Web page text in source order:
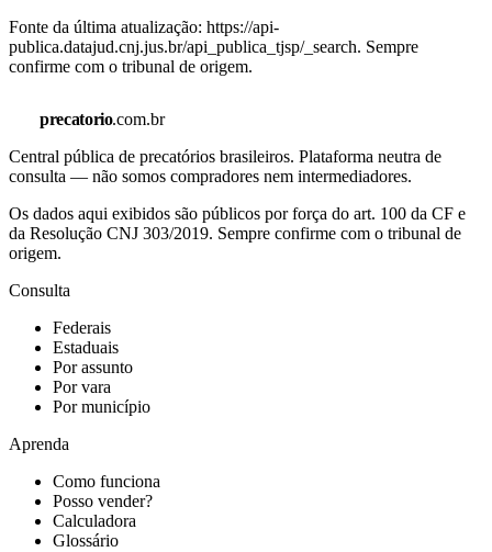
Fonte da última atualização: https://api-
publica.datajud.cnj.jus.br/api_publica_tjsp/_search. Sempre
confirme com o tribunal de origem.
precatorio.com.br
Central pública de precatórios brasileiros. Plataforma neutra de
consulta — não somos compradores nem intermediadores.
Os dados aqui exibidos são públicos por força do art. 100 da CF e
da Resolução CNJ 303/2019. Sempre confirme com o tribunal de
origem.
Consulta
Federais
Estaduais
Por assunto
Por vara
Por município
Aprenda
Como funciona
Posso vender?
Calculadora
Glossário